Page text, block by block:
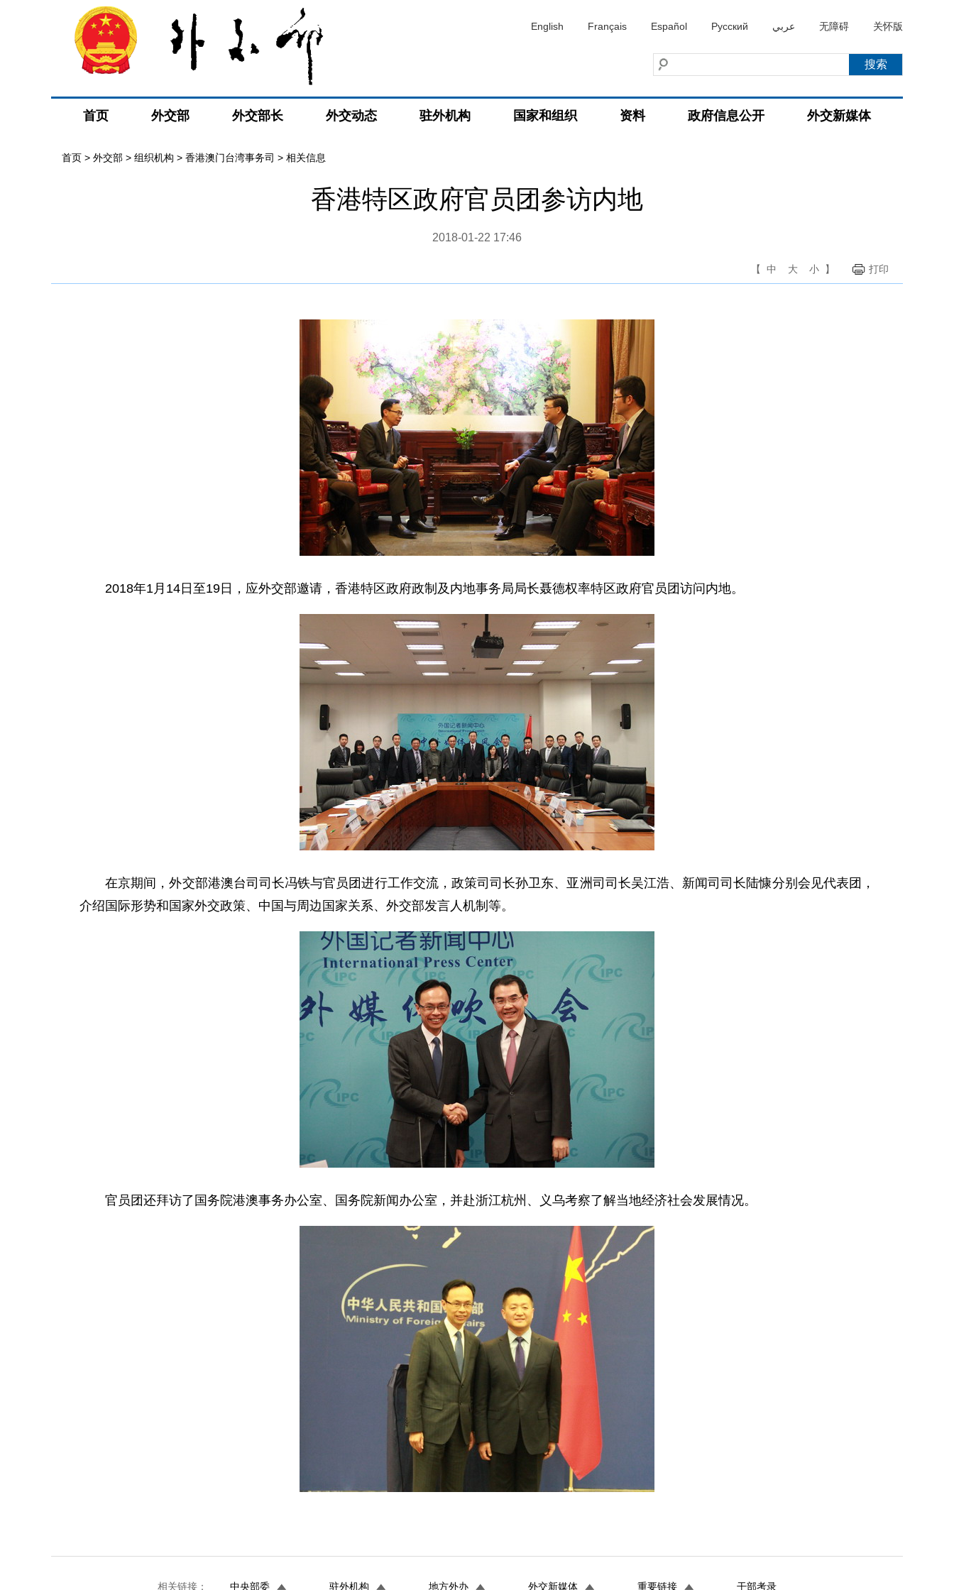
English Français Español Русский عربي 无障碍 关怀版
首页 外交部 外交部长 外交动态 驻外机构 国家和组织 资料 政府信息公开 外交新媒体
首页 > 外交部 > 组织机构 > 香港澳门台湾事务司 > 相关信息
香港特区政府官员团参访内地
2018-01-22 17:46
【 中 大 小 】 打印
2018年1月14日至19日，应外交部邀请，香港特区政府政制及内地事务局局长聂德权率特区政府官员团访问内地。
在京期间，外交部港澳台司司长冯铁与官员团进行工作交流，政策司司长孙卫东、亚洲司司长吴江浩、新闻司司长陆慷分别会见代表团，
介绍国际形势和国家外交政策、中国与周边国家关系、外交部发言人机制等。
官员团还拜访了国务院港澳事务办公室、国务院新闻办公室，并赴浙江杭州、义乌考察了解当地经济社会发展情况。
相关链接： 中央部委 驻外机构 地方外办 外交新媒体 重要链接 干部考录